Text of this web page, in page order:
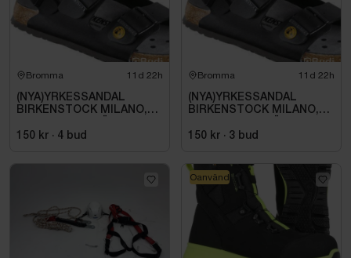
Bromma 11d 22h
(NYA)YRKESSANDAL
BIRKENSTOCK MILANO,
SVART. STL 42
150 kr · 4 bud
Bromma 11d 22h
(NYA)YRKESSANDAL
BIRKENSTOCK MILANO,
SVART. STL 42
150 kr · 3 bud
Oanvänd